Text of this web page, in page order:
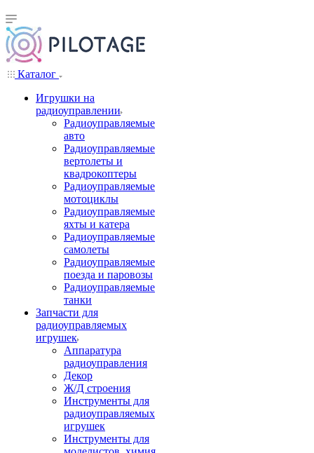
Каталог
Игрушки на
радиоуправлении
Радиоуправляемые
авто
Радиоуправляемые
вертолеты и
квадрокоптеры
Радиоуправляемые
мотоциклы
Радиоуправляемые
яхты и катера
Радиоуправляемые
самолеты
Радиоуправляемые
поезда и паровозы
Радиоуправляемые
танки
Запчасти для
радиоуправляемых
игрушек
Аппаратура
радиоуправления
Декор
Ж/Д строения
Инструменты для
радиоуправляемых
игрушек
Инструменты для